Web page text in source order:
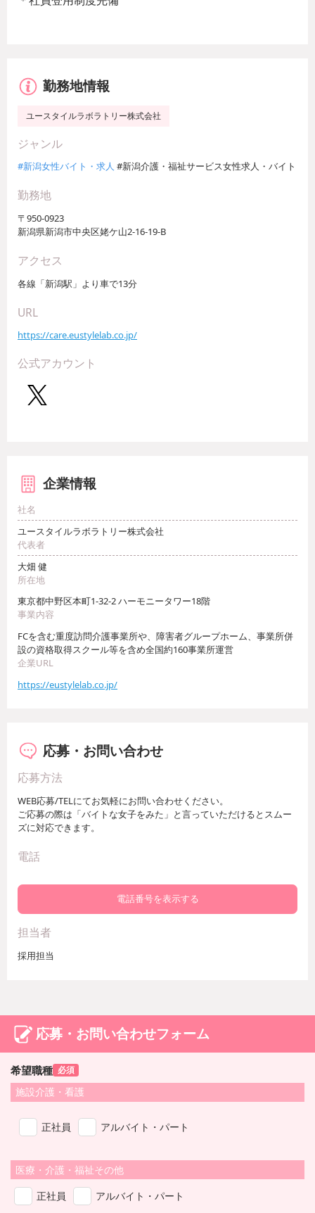
勤務地情報
ユースタイルラボラトリー株式会社
ジャンル
#新潟女性バイト・求人 #新潟介護・福祉サービス女性求人・バイト
勤務地
〒950-0923
新潟県新潟市中央区姥ケ山2-16-19-B
アクセス
各線「新潟駅」より車で13分
URL
https://care.eustylelab.co.jp/
公式アカウント
企業情報
社名
ユースタイルラボラトリー株式会社
代表者
大畑 健
所在地
東京都中野区本町1-32-2 ハーモニータワー18階
事業内容
FCを含む重度訪問介護事業所や、障害者グループホーム、事業所併
設の資格取得スクール等を含め全国約160事業所運営
企業URL
https://eustylelab.co.jp/
応募・お問い合わせ
応募方法
WEB応募/TELにてお気軽にお問い合わせください。
ご応募の際は「バイトな女子をみた」と言っていただけるとスムー
ズに対応できます。
電話
電話番号を表示する
担当者
採用担当
応募・お問い合わせフォーム
希望職種 必須
施設介護・看護
正社員 アルバイト・パート
医療・介護・福祉その他
正社員
アルバイト・パート